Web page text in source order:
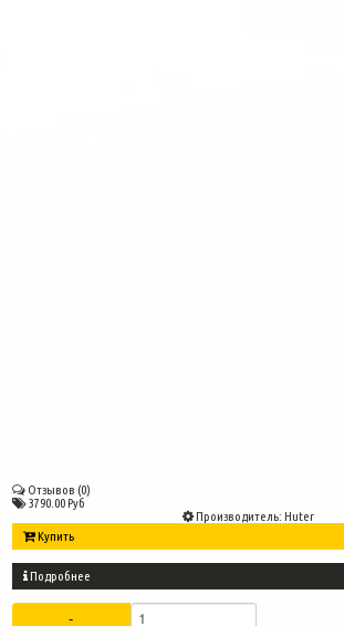
Отзывов (0)
3790.00 Руб
Производитель: Huter
Купить
Подробнее